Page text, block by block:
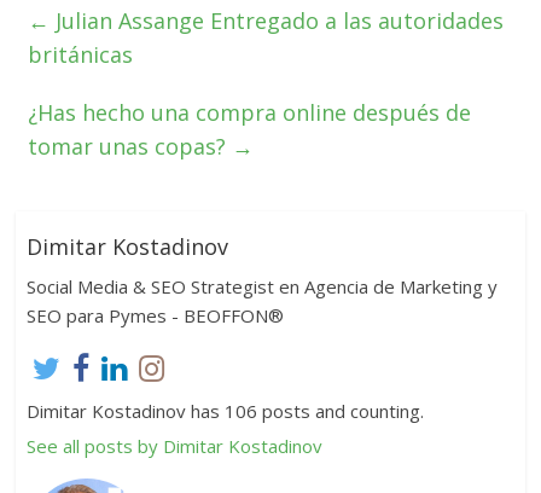
← Julian Assange Entregado a las autoridades
británicas
¿Has hecho una compra online después de
tomar unas copas? →
Dimitar Kostadinov
Social Media & SEO Strategist en Agencia de Marketing y
SEO para Pymes - BEOFFON®
Dimitar Kostadinov has 106 posts and counting.
See all posts by Dimitar Kostadinov